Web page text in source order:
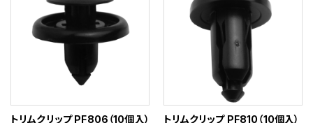
トリムクリップ PF806（10個入） トリムクリップ PF810（10個入）